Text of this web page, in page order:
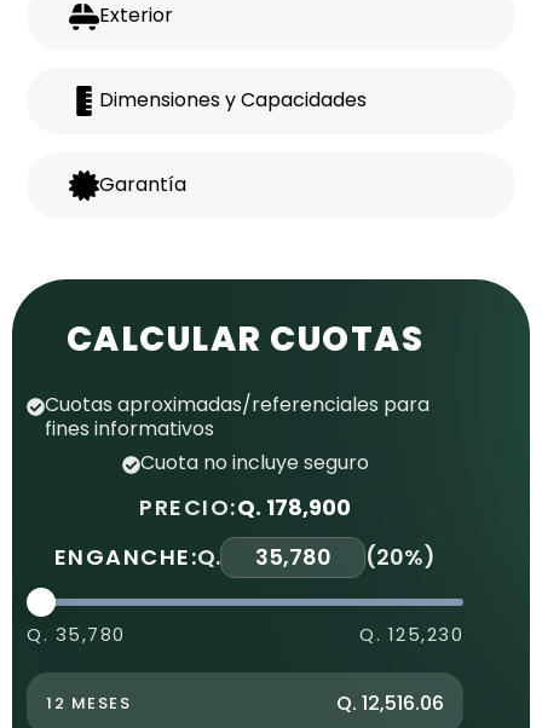
Exterior
Dimensiones y Capacidades
Garantía
CALCULAR CUOTAS
Cuotas aproximadas/referenciales para
fines informativos
Cuota no incluye seguro
PRECIO:Q. 178,900
ENGANCHE:Q. (20%)
Q. 35,780 Q. 125,230
12 MESES Q. 12,516.06